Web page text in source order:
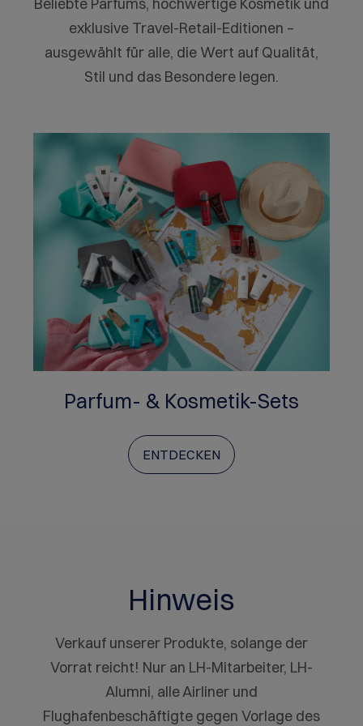
exklusive Travel-Retail-Editionen –
ausgewählt für alle, die Wert auf Qualität,
Stil und das Besondere legen.
Parfum- & Kosmetik-Sets
ENTDECKEN
Hinweis
Verkauf unserer Produkte, solange der
Vorrat reicht! Nur an LH-Mitarbeiter, LH-
Alumni, alle Airliner und
Flughafenbeschäftigte gegen Vorlage des